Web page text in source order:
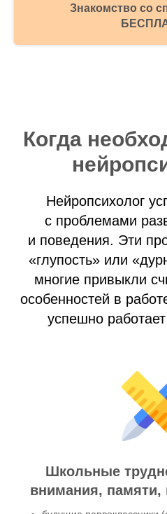
Знакомство со
Когда
Нейропсихолог
с проблемами
и поведения. Эти
«глупость» или
многие привыкли
особенностей в
успешно
Школьные
внимания,